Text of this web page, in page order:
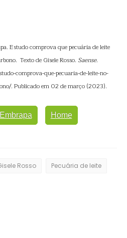
Estudo comprova que pecuária de leite
Texto de Gisele Rosso. Saense.
comprova-que-pecuaria-de-leite-no-
. Publicado em 02 de março (2023).
Home
Rosso Pecuária de leite